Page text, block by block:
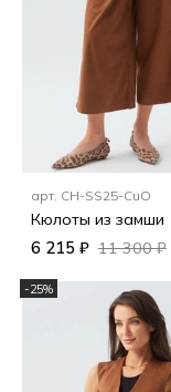
арт. CH-SS25-CuO
Кюлоты из замши
6 215 ₽ 11 300 ₽
-25%